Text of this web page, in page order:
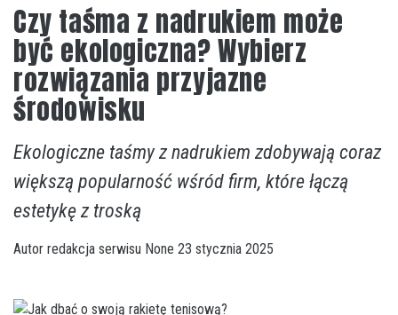
Czy taśma z nadrukiem może
być ekologiczna? Wybierz
rozwiązania przyjazne
środowisku
Ekologiczne taśmy z nadrukiem zdobywają coraz
większą popularność wśród firm, które łączą
estetykę z troską
Autor redakcja serwisu None 23 stycznia 2025